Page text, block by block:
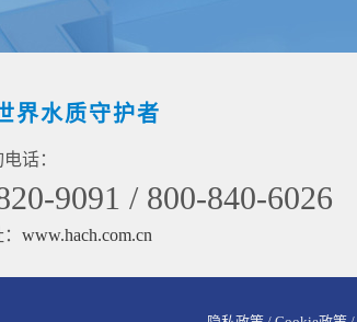
界水质守护者
话：
9091 / 800-840-6026
www.hach.com.cn